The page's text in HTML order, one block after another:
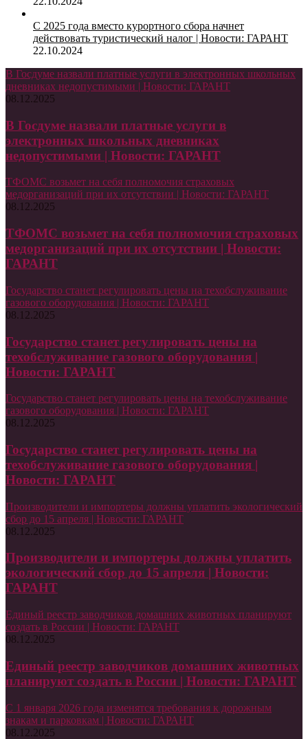
С 2025 года вместо курортного сбора начнет
действовать туристический налог | Новости: ГАРАНТ
22.10.2024
В Госдуме назвали платные услуги в электронных школьных
дневниках недопустимыми | Новости: ГАРАНТ
08.12.2025
В Госдуме назвали платные услуги в
электронных школьных дневниках
недопустимыми | Новости: ГАРАНТ
ТФОМС возьмет на себя полномочия страховых
медорганизаций при их отсутствии | Новости: ГАРАНТ
08.12.2025
ТФОМС возьмет на себя полномочия страховых
медорганизаций при их отсутствии | Новости:
ГАРАНТ
Государство станет регулировать цены на техобслуживание
газового оборудования | Новости: ГАРАНТ
08.12.2025
Государство станет регулировать цены на
техобслуживание газового оборудования |
Новости: ГАРАНТ
Государство станет регулировать цены на техобслуживание
газового оборудования | Новости: ГАРАНТ
08.12.2025
Государство станет регулировать цены на
техобслуживание газового оборудования |
Новости: ГАРАНТ
Производители и импортеры должны уплатить экологический
сбор до 15 апреля | Новости: ГАРАНТ
08.12.2025
Производители и импортеры должны уплатить
экологический сбор до 15 апреля | Новости:
ГАРАНТ
Единый реестр заводчиков домашних животных планируют
создать в России | Новости: ГАРАНТ
08.12.2025
Единый реестр заводчиков домашних животных
планируют создать в России | Новости: ГАРАНТ
С 1 января 2026 года изменятся требования к дорожным
знакам и парковкам | Новости: ГАРАНТ
08.12.2025